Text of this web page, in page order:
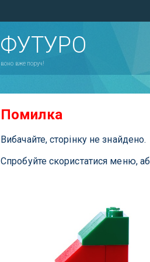
ФУТУРО
воно вже поруч!
Помилка
Вибачайте, сторінку не знайдено.
Спробуйте скористатися меню,